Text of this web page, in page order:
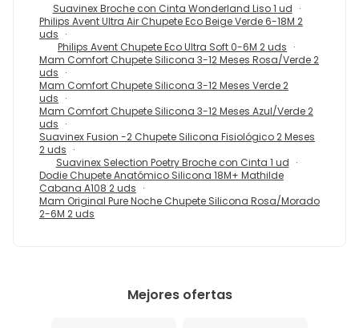
Suavinex Broche con Cinta Wonderland Liso 1 ud
Philips Avent Ultra Air Chupete Eco Beige Verde 6-18M 2
uds
Philips Avent Chupete Eco Ultra Soft 0-6M 2 uds
Mam Comfort Chupete Silicona 3-12 Meses Rosa/Verde 2
uds
Mam Comfort Chupete Silicona 3-12 Meses Verde 2
uds
Mam Comfort Chupete Silicona 3-12 Meses Azul/Verde 2
uds
Suavinex Fusion -2 Chupete Silicona Fisiológico 2 Meses
2 uds
Suavinex Selection Poetry Broche con Cinta 1 ud
Dodie Chupete Anatómico Silicona 18M+ Mathilde
Cabana A108 2 uds
Mam Original Pure Noche Chupete Silicona Rosa/Morado
2-6M 2 uds
Mejores ofertas